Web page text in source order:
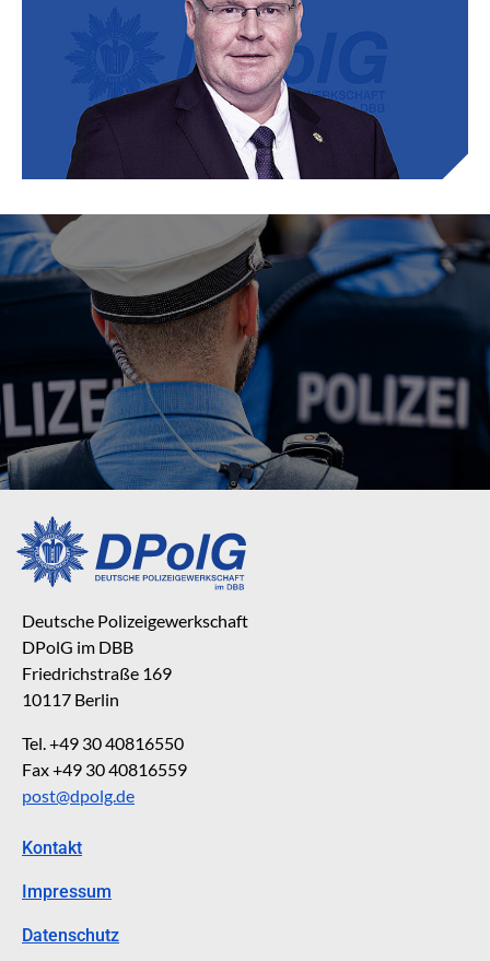
Deutsche Polizeigewerkschaft
DPolG im DBB
Friedrichstraße 169
10117 Berlin
Tel. +49 30 40816550
Fax +49 30 40816559
post@dpolg.de
Kontakt
Impressum
Datenschutz